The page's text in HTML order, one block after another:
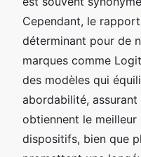
Cependant, le
déterminant pour de
marques comme
des modèles qui
abordabilité,
obtiennent le
dispositifs, bien que